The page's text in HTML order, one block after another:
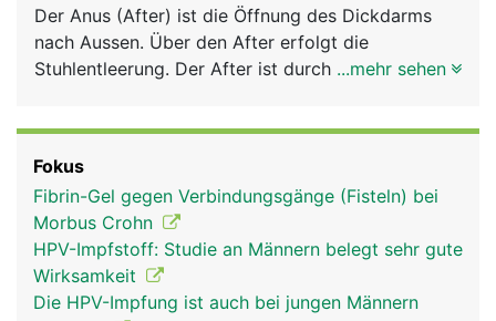
News
Rubriken
Der Anus (After) ist die Öffnung des Dickdarms
nach Aussen. Über den After erfolgt die
Stuhlentleerung. Der After ist durch zwei
kontrollierbaren) äusseren Afterschliessmuskel. In
der Übergangszone zwischen Darmschleimhaut
und äusserer Haut befindet sich die sogenannte
Hämorrhoidalzone, ein Venengeflecht, das
zusammen mit den beiden Ringmuskeln den
Enddarm abdichtet.
...mehr sehen
Fokus
Fibrin-Gel gegen Verbindungsgänge (Fisteln) bei
Morbus Crohn
HPV-Impfstoff: Studie an Männern belegt sehr gute
Wirksamkeit
Die HPV-Impfung ist auch bei jungen Männern